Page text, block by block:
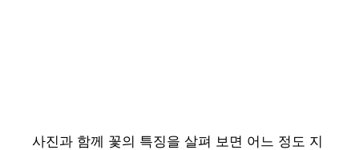
사진과 함께 꽃의 특징을 살펴 보면 어느 정도 지